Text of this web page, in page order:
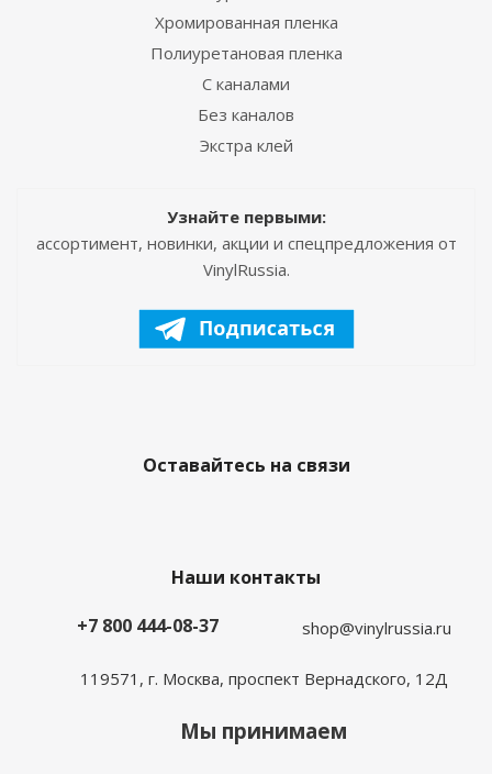
Хромированная пленка
Полиуретановая пленка
С каналами
Без каналов
Экстра клей
Узнайте первыми:
ассортимент, новинки, акции и спецпредложения от
VinylRussia.
Оставайтесь на связи
Наши контакты
+7 800 444-08-37
shop@vinylrussia.ru
119571, г. Москва, проспект Вернадского, 12Д
Мы принимаем